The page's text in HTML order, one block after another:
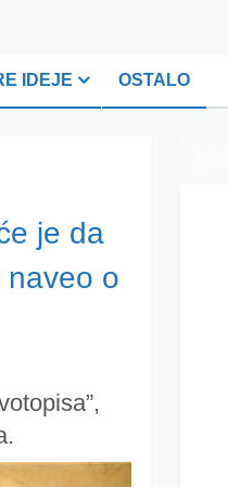
IDEJE OSTALO
je da
naveo o